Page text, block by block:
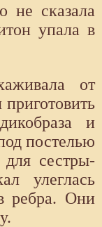
не сказала
упала в
от
и
постелью
сестры-
улеглась
ребра. Они